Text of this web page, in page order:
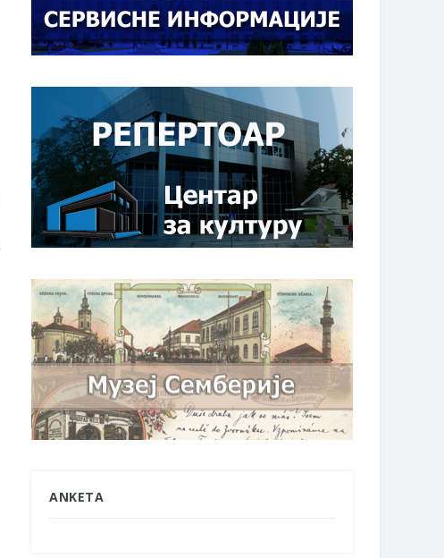
ANKETA